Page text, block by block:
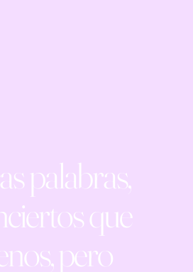
palabras,
que
pero